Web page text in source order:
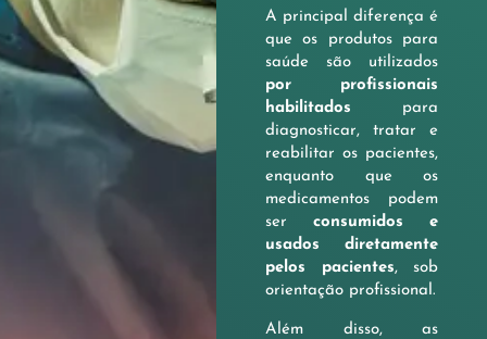
A principal diferença é
que os produtos para
saúde são utilizados
por profissionais
habilitados para
diagnosticar, tratar e
reabilitar os pacientes,
enquanto que os
medicamentos podem
ser consumidos e
usados diretamente
pelos pacientes, sob
orientação profissional.
Além disso, as